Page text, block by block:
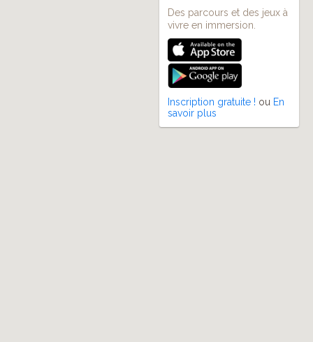
Des parcours et des jeux à
vivre en immersion.
Inscription gratuite ! ou En
savoir plus